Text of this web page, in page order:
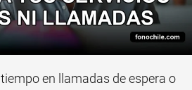
en llamadas de espera o